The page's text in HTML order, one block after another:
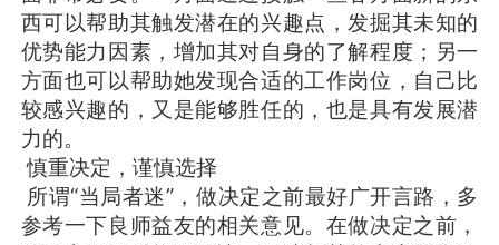
西可以帮助其触发潜在的兴趣点，发掘其未知的
优势能力因素，增加其对自身的了解程度；另一
方面也可以帮助她发现合适的工作岗位，自己比
较感兴趣的，又是能够胜任的，也是具有发展潜
力的。
慎重决定，谨慎选择
所谓“当局者迷”，做决定之前最好广开言路，多
参考一下良师益友的相关意见。在做决定之前，